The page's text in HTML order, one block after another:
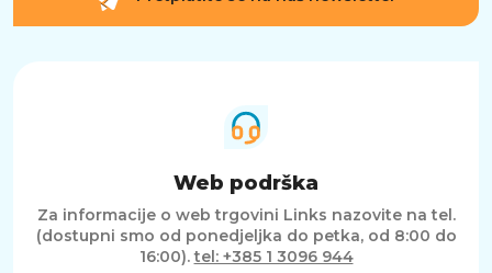
Web podrška
Za informacije o web trgovini Links nazovite na tel.
(dostupni smo od ponedjeljka do petka, od 8:00 do
16:00).tel: +385 1 3096 944